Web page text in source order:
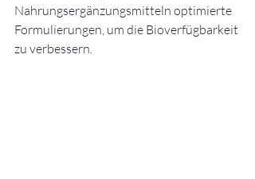
Nahrungsergänzungsmitteln optimierte
Formulierungen, um die Bioverfügbarkeit
zu verbessern.